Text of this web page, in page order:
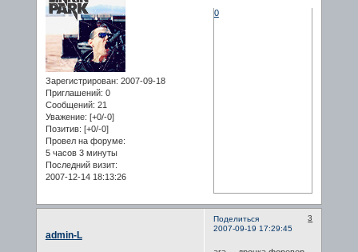
Зарегистрирован: 2007-09-18
Приглашений: 0
Сообщений: 21
Уважение: [+0/-0]
Позитив: [+0/-0]
Провел на форуме:
5 часов 3 минуты
Последний визит:
2007-12-14 18:13:26
0
Поделиться
3
2007-09-19 17:29:45
admin-L